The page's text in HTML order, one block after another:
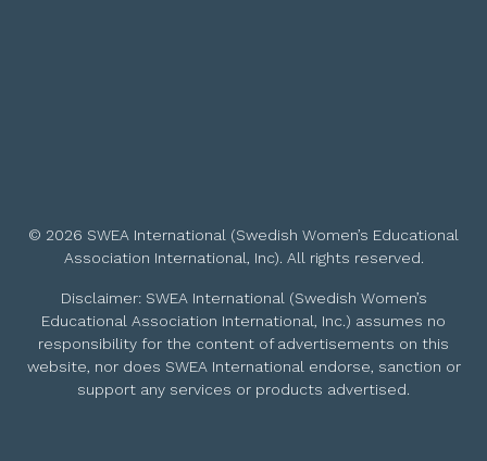
© 2026 SWEA International (Swedish Women’s Educational
Association International, Inc). All rights reserved.
Disclaimer: SWEA International (Swedish Women’s
Educational Association International, Inc.) assumes no
responsibility for the content of advertisements on this
website, nor does SWEA International endorse, sanction or
support any services or products advertised.